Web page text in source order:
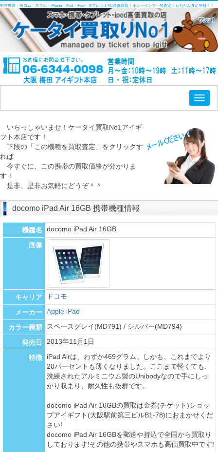
中古携帯・白ロム・スマホ・iPhone・iPad・iPod・タブレットPC高価買取！オンラインで一発査定！もちろん査定無料！！
いらっしゃいませ！ケータイ買取No1アイギ
フト本店です！
下段の「この機種を買取査定」をクリックす
れば
今すぐに、この携帯の買取価格が分かりま
す！
是非、是非お気軽にどうぞ＾＾
docomo iPad Air 16GB 携帯機種情報
機種名 docomo iPad Air 16GB
画像
キャリア ドコモ
メーカー Apple iPad
カラー種類 スペースグレイ(MD791) / シルバー(MD794)
発売日 2013年11月1日
特徴
iPad Airは、わずか469グラム。しかも、これまでより
20パーセントも薄くなりました。ここまで軽くても、
洗練されたアルミニウム製のUnibodyなので手にしっ
かり収まり、耐久性も抜群です。
docomo iPad Air 16GBの買取は金券(チケット)ショッ
プアイギフト(大阪駅前第三ビルB1-78)におまかせくだ
さい!
docomo iPad Air 16GBを郵送や持込で全国から買取り
しております!その他の携帯やスマホも高価買取中です!